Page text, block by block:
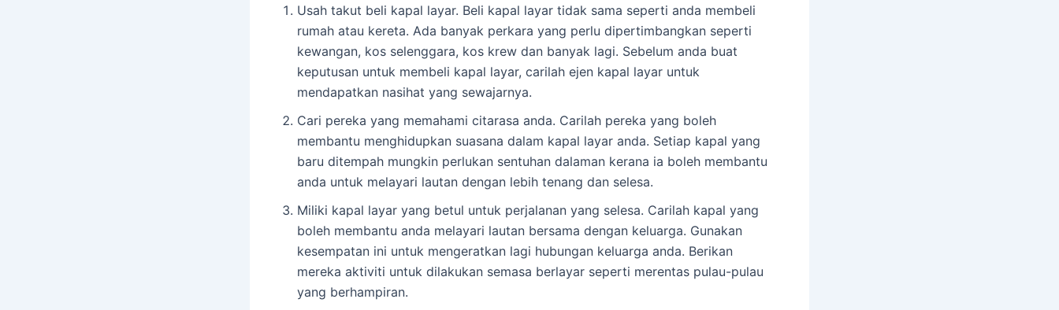
Usah takut beli kapal layar. Beli kapal layar tidak sama seperti anda membeli
rumah atau kereta. Ada banyak perkara yang perlu dipertimbangkan seperti
kewangan, kos selenggara, kos krew dan banyak lagi. Sebelum anda buat
keputusan untuk membeli kapal layar, carilah ejen kapal layar untuk
mendapatkan nasihat yang sewajarnya.
Cari pereka yang memahami citarasa anda. Carilah pereka yang boleh
membantu menghidupkan suasana dalam kapal layar anda. Setiap kapal yang
baru ditempah mungkin perlukan sentuhan dalaman kerana ia boleh membantu
anda untuk melayari lautan dengan lebih tenang dan selesa.
Miliki kapal layar yang betul untuk perjalanan yang selesa. Carilah kapal yang
boleh membantu anda melayari lautan bersama dengan keluarga. Gunakan
kesempatan ini untuk mengeratkan lagi hubungan keluarga anda. Berikan
mereka aktiviti untuk dilakukan semasa berlayar seperti merentas pulau-pulau
yang berhampiran.